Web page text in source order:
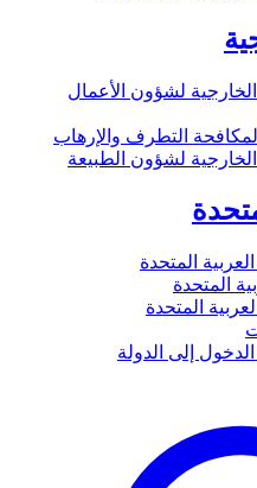
لشؤون الأعمال
التطرف والإرهاب
لشؤون الطبيعة
المتحدة
المتحدة
المتحدة
إلى الدولة